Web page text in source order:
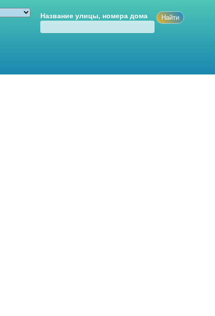
Название улицы, номера дома